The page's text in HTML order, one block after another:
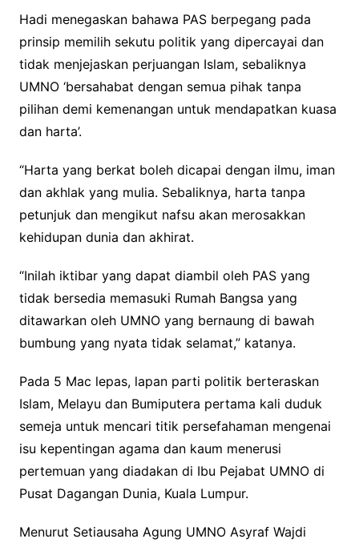
Hadi menegaskan bahawa PAS berpegang pada
prinsip memilih sekutu politik yang dipercayai dan
tidak menjejaskan perjuangan Islam, sebaliknya
UMNO ‘bersahabat dengan semua pihak tanpa
pilihan demi kemenangan untuk mendapatkan kuasa
dan harta’.
“Harta yang berkat boleh dicapai dengan ilmu, iman
dan akhlak yang mulia. Sebaliknya, harta tanpa
petunjuk dan mengikut nafsu akan merosakkan
kehidupan dunia dan akhirat.
“Inilah iktibar yang dapat diambil oleh PAS yang
tidak bersedia memasuki Rumah Bangsa yang
ditawarkan oleh UMNO yang bernaung di bawah
bumbung yang nyata tidak selamat,” katanya.
Pada 5 Mac lepas, lapan parti politik berteraskan
Islam, Melayu dan Bumiputera pertama kali duduk
semeja untuk mencari titik persefahaman mengenai
isu kepentingan agama dan kaum menerusi
pertemuan yang diadakan di Ibu Pejabat UMNO di
Pusat Dagangan Dunia, Kuala Lumpur.
Menurut Setiausaha Agung UMNO Asyraf Wajdi